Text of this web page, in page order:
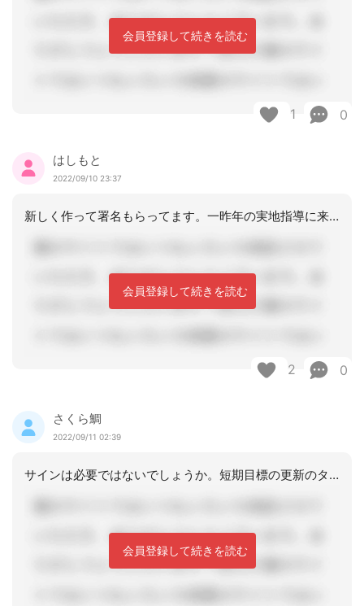
会員登録して続きを読む
1 0
はしもと
2022/09/10 23:37
新しく作って署名もらってます。一昨年の実地指導に来た方は「今どき見え消しやってる
会員登録して続きを読む
2 0
さくら鯛
2022/09/11 02:39
サインは必要ではないでしょうか。短期目標の更新のタイミングでケアプランを更新して
会員登録して続きを読む